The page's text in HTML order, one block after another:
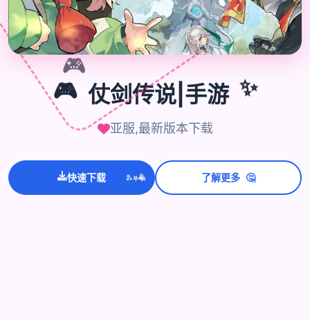
🎮
🎮 仗剑传说|手游 ✨
亚服,最新版本下载
快速下载 ✨
⭐💫 了解更多 🤔